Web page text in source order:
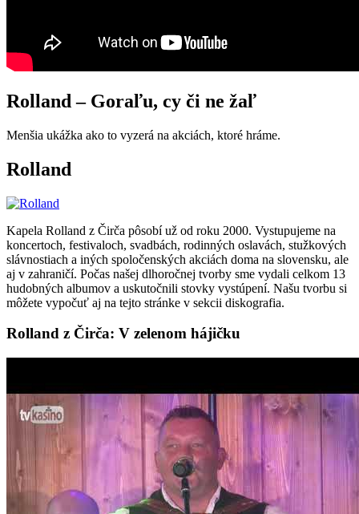
Rolland – Goraľu, cy či ne žaľ
Menšia ukážka ako to vyzerá na akciách, ktoré hráme.
Rolland
Kapela Rolland z Čirča pôsobí už od roku 2000. Vystupujeme na
koncertoch, festivaloch, svadbách, rodinných oslavách, stužkových
slávnostiach a iných spoločenských akciách doma na slovensku, ale
aj v zahraničí. Počas našej dlhoročnej tvorby sme vydali celkom 13
hudobných albumov a uskutočnili stovky vystúpení. Našu tvorbu si
môžete vypočuť aj na tejto stránke v sekcii diskografia.
Rolland z Čirča: V zelenom hájičku